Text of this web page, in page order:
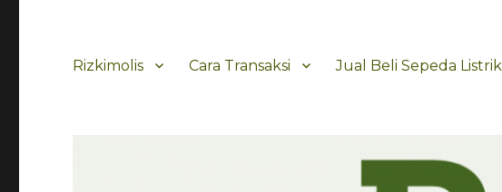
Rizkimolis Cara Transaksi Jual Beli Sepeda Listrik